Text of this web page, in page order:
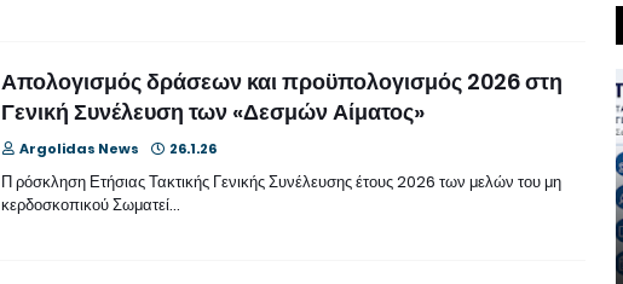
Απολογισμός δράσεων και προϋπολογισμός 2026 στη
Γενική Συνέλευση των «Δεσμών Αίματος»
Argolidas News 26.1.26
Π ρόσκληση Ετήσιας Τακτικής Γενικής Συνέλευσης έτους 2026 των μελών του μη
κερδοσκοπικού Σωματεί…